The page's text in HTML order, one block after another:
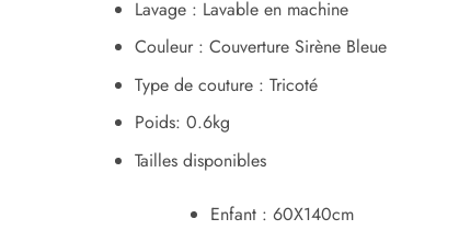
Lavage : Lavable en machine
Couleur : Couverture Sirène Bleue
Type de couture : Tricoté
Poids: 0.6kg
Tailles disponibles
Enfant : 60X140cm